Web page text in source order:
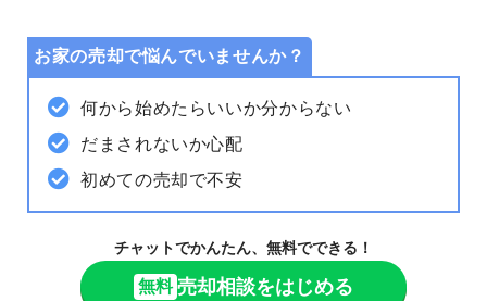
お家の売却で悩んでいませんか？
何から始めたらいいか分からない
だまされないか心配
初めての売却で不安
チャットでかんたん、無料でできる！
無料 売却相談をはじめる